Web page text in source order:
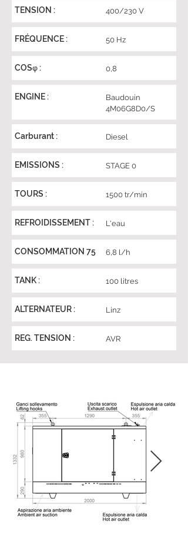
TENSION : 400/230 V
FRÉQUENCE : 50 Hz
COSφ : 0,8
ENGINE :
Baudouin
4M06G8D0/S
Carburant : Diesel
EMISSIONS : STAGE 0
TOURS : 1500 tr/min
REFROIDISSEMENT : L'eau
CONSOMMATION 75 6,8 l/h
TANK : 100 litres
ALTERNATEUR : Linz
REG. TENSION : AVR